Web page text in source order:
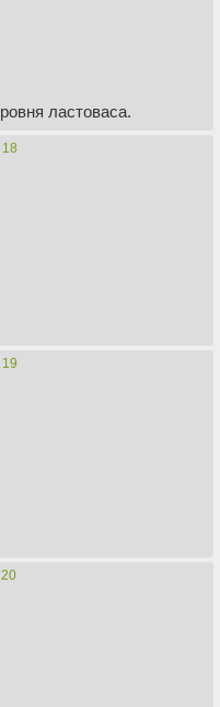
ластоваса.
18
19
20